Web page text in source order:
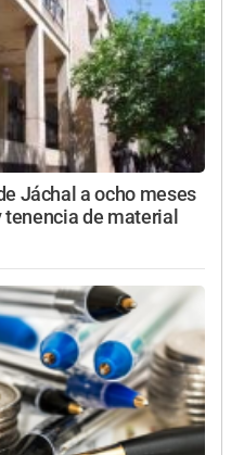
Jáchal a ocho meses
de material